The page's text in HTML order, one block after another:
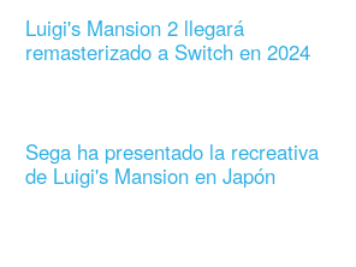
Luigi's Mansion 2 llegará
remasterizado a Switch en 2024
Sega ha presentado la recreativa
de Luigi's Mansion en Japón